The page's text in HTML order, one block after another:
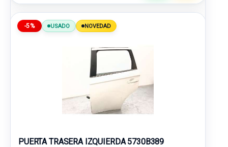
-5% USADO NOVEDAD
PUERTA TRASERA IZQUIERDA 5730B389